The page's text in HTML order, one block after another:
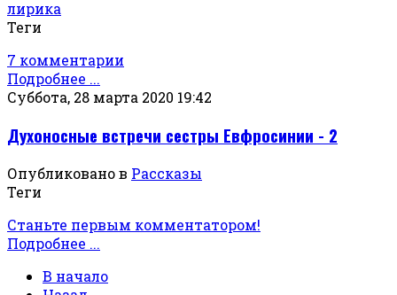
лирика
Теги
7 комментарии
Подробнее ...
Суббота, 28 марта 2020 19:42
Духоносные встречи сестры Евфросинии - 2
Опубликовано в Рассказы
Теги
Станьте первым комментатором!
Подробнее ...
В начало